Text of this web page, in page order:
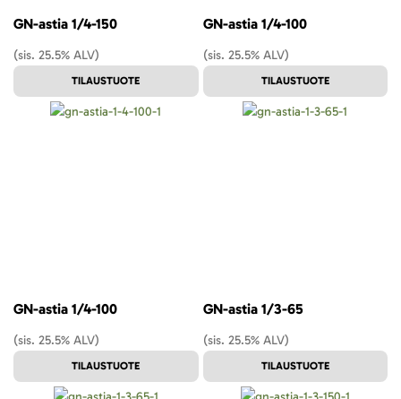
GN-astia 1/4-150
(sis. 25.5% ALV)
TILAUSTUOTE
GN-astia 1/4-100
(sis. 25.5% ALV)
TILAUSTUOTE
GN-astia 1/4-100
(sis. 25.5% ALV)
TILAUSTUOTE
GN-astia 1/3-65
(sis. 25.5% ALV)
TILAUSTUOTE